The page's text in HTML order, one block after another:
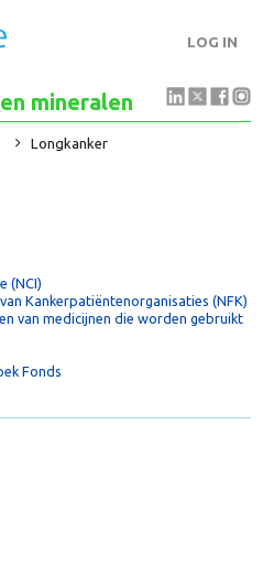
LOG IN
mineralen
Longkanker
(NCI)
van Kankerpatiëntenorganisaties
van medicijnen die worden